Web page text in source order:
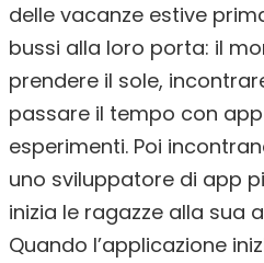
delle vacanze estive
bussi alla loro porta: il
prendere il sole,
passare il tempo con
esperimenti. Poi
uno sviluppatore di app
inizia le ragazze alla sua
Quando l’applicazione